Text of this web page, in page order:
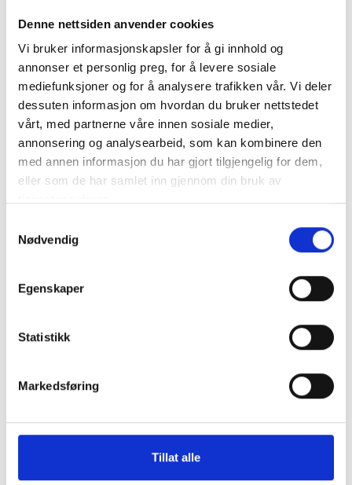
Denne nettsiden anvender cookies
Vi bruker informasjonskapsler for å gi innhold og
annonser et personlig preg, for å levere sosiale
mediefunksjoner og for å analysere trafikken vår. Vi deler
dessuten informasjon om hvordan du bruker nettstedet
vårt, med partnerne våre innen sosiale medier,
annonsering og analysearbeid, som kan kombinere den
med annen informasjon du har gjort tilgjengelig for dem,
eller som de har samlet inn gjennom din bruk av
Nødvendig
Egenskaper
Statistikk
Markedsføring
Tillat alle
Ritar AGM Batteri 12V 2,3AH - RT1223 Standard
Teknisk data:
Mått: 178x35x61
Spänning: 12V
Kapacitet: 2,3AH (20t)
..
mer info
Kategorier:
STATIONÄRA BATTERIER
Beskrivning
Specifikation